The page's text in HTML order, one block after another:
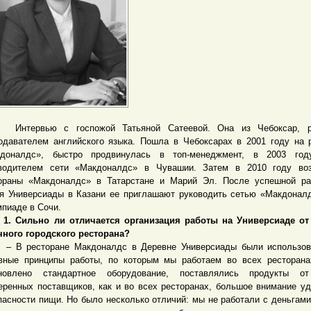
с госпожой Татьяной Сатеевой. Она из Чебоксар,
английского языка. Пошла в Чебоксарах в 2001 году на
быстро продвинулась в топ-менеджмент, в 2003
сети «Макдоналдс» в Чувашии. Затем в 2010 году
«Макдоналдс» в Татарстане и Марий Эл. После успешной
Универсиады в Казани ее приглашают руководить сетью
в Сочи.
ли отличается организация работы на Универсиаде от
городского ресторана?
Макдоналдс в Деревне Универсиады были
принципы работы, по которым мы работаем во всех
стандартное оборудование, поставлялись продукты
поставщиков, как и во всех ресторанах, большое внимание
пищи. Но было несколько отличий: мы не работали с